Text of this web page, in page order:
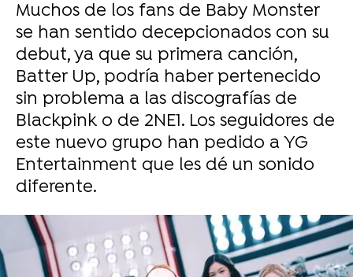
Muchos de los fans de Baby Monster
se han sentido decepcionados con su
debut, ya que su primera canción,
Batter Up, podría haber pertenecido
sin problema a las discografías de
Blackpink o de 2NE1. Los seguidores de
este nuevo grupo han pedido a YG
Entertainment que les dé un sonido
diferente.